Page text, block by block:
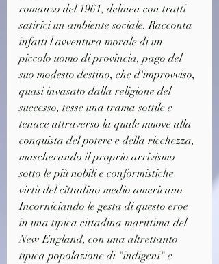
romanzo del 1961, delinea con tratti
satirici un ambiente sociale. Racconta
infatti l'avventura morale di un
piccolo uomo di provincia, pago del
suo modesto destino, che d'improvviso,
quasi invasato dalla religione del
successo, tesse una trama sottile e
tenace attraverso la quale muove alla
conquista del potere e della ricchezza,
mascherando il proprio arrivismo
sotto le più nobili e conformistiche
virtù del cittadino medio americano.
Incorniciando le gesta di questo eroe
in una tipica cittadina marittima del
New England, con una altrettanto
tipica popolazione di "indigeni" e